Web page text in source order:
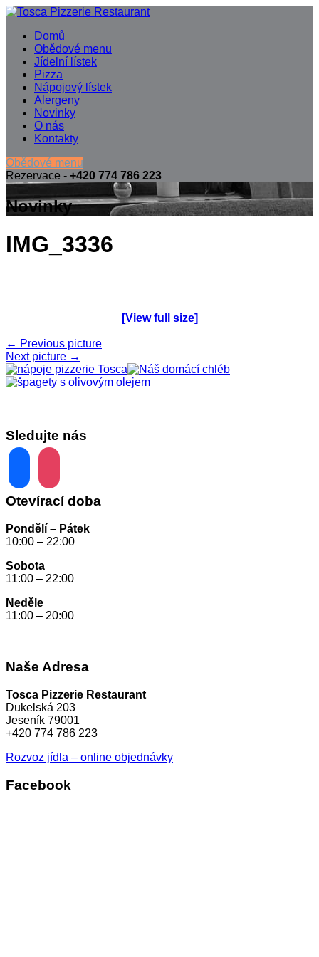
Domů
Obědové menu
Jídelní lístek
Pizza
Nápojový lístek
Alergeny
Novinky
O nás
Kontakty
Obědové menu
Rezervace - +420 774 786 223
Novinky
IMG_3336
[View full size]
← Previous picture
Next picture →
Sledujte nás
Otevírací doba
Pondělí – Pátek
10:00 – 22:00
Sobota
11:00 – 22:00
Neděle
11:00 – 20:00
Naše Adresa
Tosca Pizzerie Restaurant
Dukelská 203
Jeseník 79001
+420 774 786 223
Rozvoz jídla – online objednávky
Facebook